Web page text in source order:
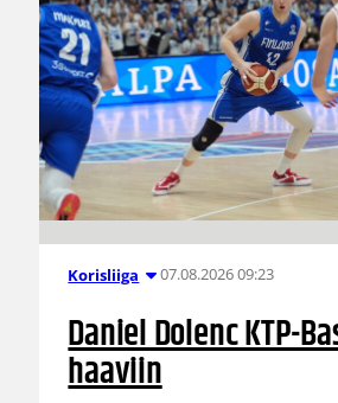
Korisliiga 07.08.2026 09:23
Daniel Dolenc KTP-
haaviin